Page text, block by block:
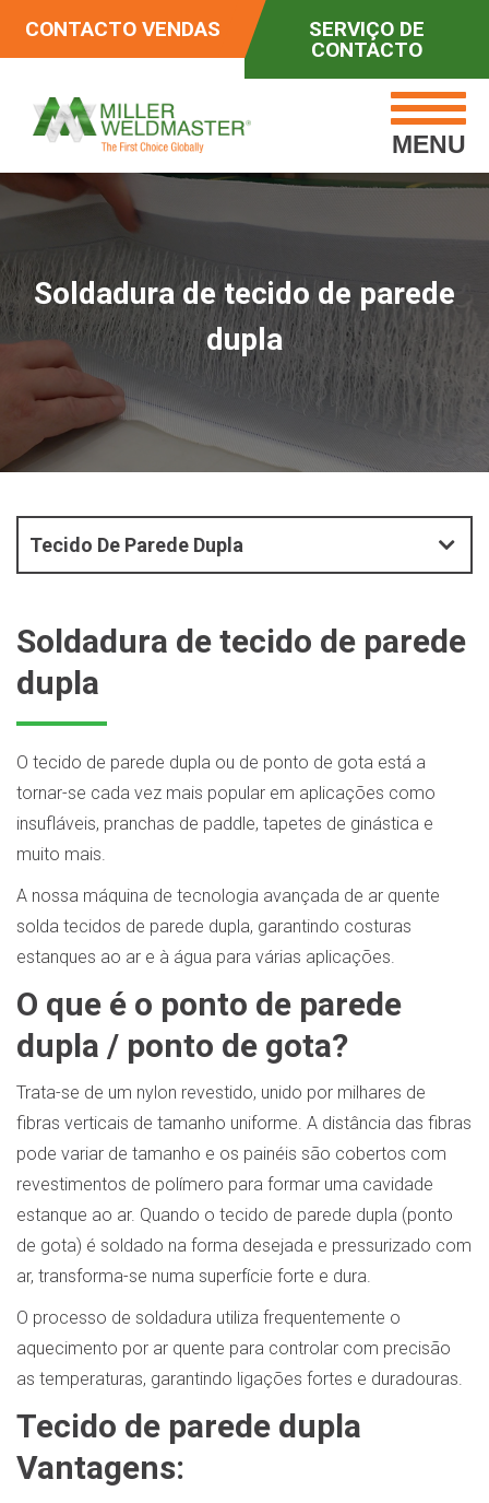
CONTACTO VENDAS
SERVIÇO DE
CONTACTO
MENU
Soldadura de tecido de parede
dupla
Tecido De Parede Dupla
Soldadura de tecido de parede
dupla
O tecido de parede dupla ou de ponto de gota está a
tornar-se cada vez mais popular em aplicações como
insufláveis, pranchas de paddle, tapetes de ginástica e
muito mais.
A nossa máquina de tecnologia avançada de ar quente
solda tecidos de parede dupla, garantindo costuras
estanques ao ar e à água para várias aplicações.
O que é o ponto de parede
dupla / ponto de gota?
Trata-se de um nylon revestido, unido por milhares de
fibras verticais de tamanho uniforme. A distância das fibras
pode variar de tamanho e os painéis são cobertos com
revestimentos de polímero para formar uma cavidade
estanque ao ar. Quando o tecido de parede dupla (ponto
de gota) é soldado na forma desejada e pressurizado com
ar, transforma-se numa superfície forte e dura.
O processo de soldadura utiliza frequentemente o
aquecimento por ar quente para controlar com precisão
as temperaturas, garantindo ligações fortes e duradouras.
Tecido de parede dupla
Vantagens: